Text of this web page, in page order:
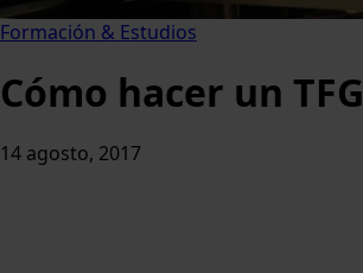
Formación & Estudios
Cómo hacer un TFG
14 agosto, 2017